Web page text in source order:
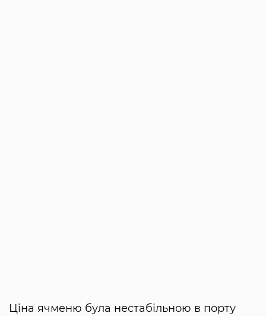
Ціна ячменю була нестабільною в порту